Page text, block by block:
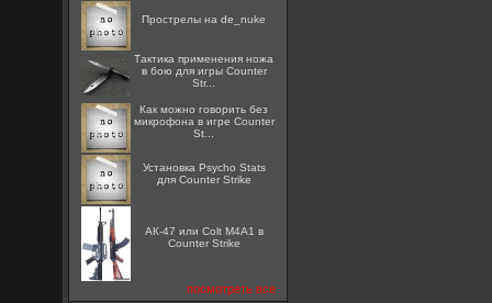
Прострелы на de_nuke
Тактика применения ножа
в бою для игры Counter
Str...
Как можно говорить без
микрофона в игре Counter
St...
Установка Psycho Stats
для Counter Strike
АК-47 или Colt M4A1 в
Counter Strike
посмотреть все